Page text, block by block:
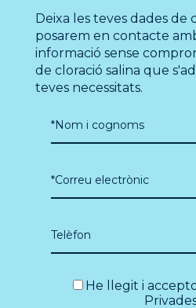
Deixa les teves dades de
posarem en contacte
informació sense
de cloració salina que
teves necessitats.
He llegit i